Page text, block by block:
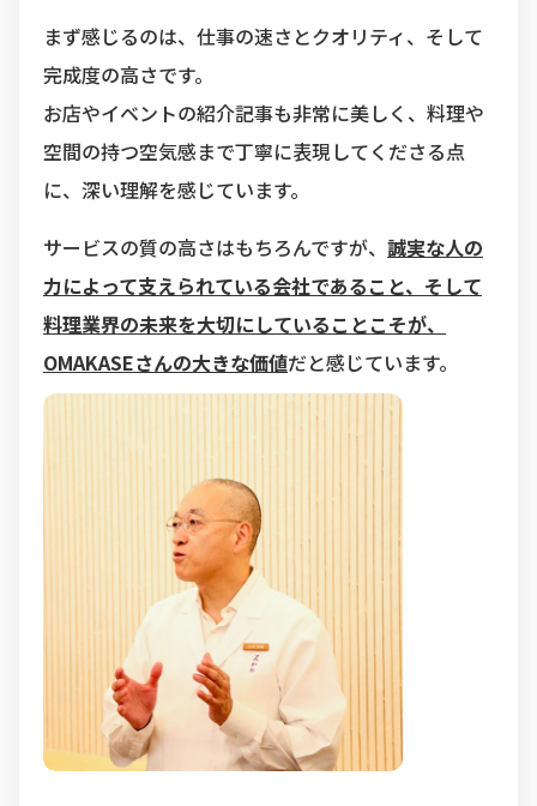
まず感じるのは、仕事の速さとクオリティ、そして
完成度の高さです。
お店やイベントの紹介記事も非常に美しく、料理や
空間の持つ空気感まで丁寧に表現してくださる点
に、深い理解を感じています。
サービスの質の高さはもちろんですが、 誠実な人の
力によって支えられている会社であること、そして
料理業界の未来を大切にしていることこそが、
OMAKASEさんの大きな価値だと感じています。